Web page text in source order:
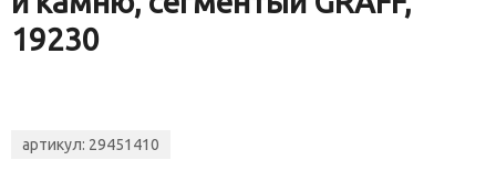
19230
артикул: 29451410